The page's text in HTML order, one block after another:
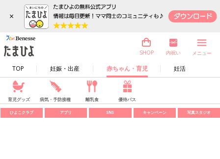
×
TOP 妊娠・出産 赤ちゃん・育児 妊活
SHOP 内祝い メニュー
育児グッズ 病気・予防接種 離乳食 優待パス
ひよこクラブ アプリ SNS キャンペーン 写真スタジオ